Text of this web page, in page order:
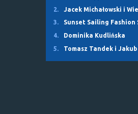
2.
Jacek Michałowski i
3.
Sunset Sailing Fashion
4.
Dominika Kudlińska
5.
Tomasz Tandek i